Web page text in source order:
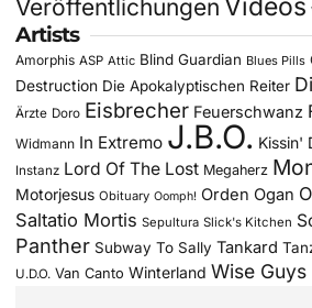
Veröffentlichungen Videos
Artists
Amorphis ASP Attic Blind Guardian Blues Pills
Destruction Die Apokalyptischen Reiter
Ärzte Doro Eisbrecher Feuerschwanz
Widmann In Extremo J.B.O. Kissin'
Instanz Lord Of The Lost Megaherz
Motorjesus Obituary Oomph! Orden Ogan
Saltatio Mortis Sepultura Slick's Kitchen
Panther Subway To Sally Tankard
U.D.O. Van Canto Winterland Wise Guys